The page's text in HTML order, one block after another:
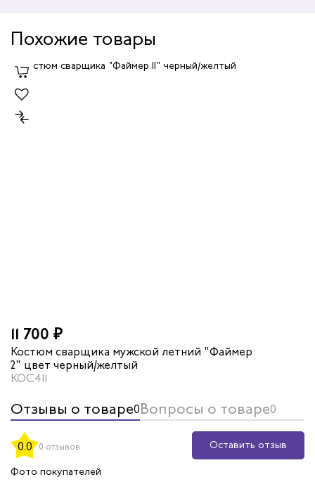
Похожие товары
11 700 ₽
Костюм сварщика мужской летний "Файмер
2" цвет черный/желтый
КОС411
Отзывы о товаре0Вопросы о товаре0
0.0 0 отзывов
Оставить отзыв
Фото покупателей